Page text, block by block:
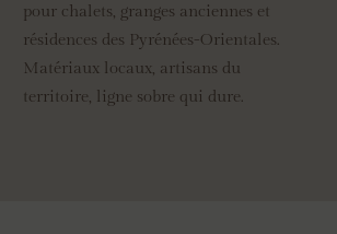
pour chalets, granges anciennes et
résidences des Pyrénées-Orientales.
Matériaux locaux, artisans du
territoire, ligne sobre qui dure.